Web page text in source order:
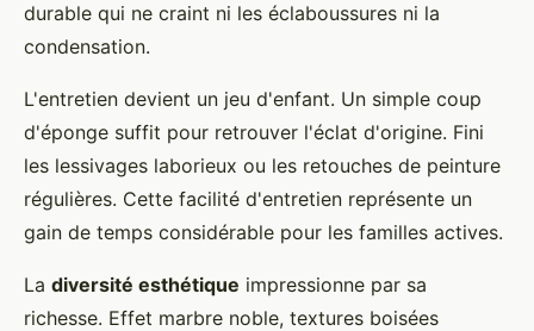
durable qui ne craint ni les éclaboussures ni la
condensation.
L'entretien devient un jeu d'enfant. Un simple coup
d'éponge suffit pour retrouver l'éclat d'origine. Fini
les lessivages laborieux ou les retouches de peinture
régulières. Cette facilité d'entretien représente un
gain de temps considérable pour les familles actives.
La diversité esthétique impressionne par sa
richesse. Effet marbre noble, textures boisées